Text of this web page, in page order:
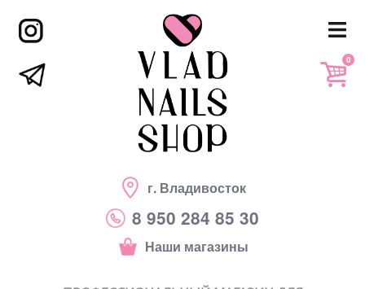
г. Владивосток
8 950 284 85 30
Наши магазины
0